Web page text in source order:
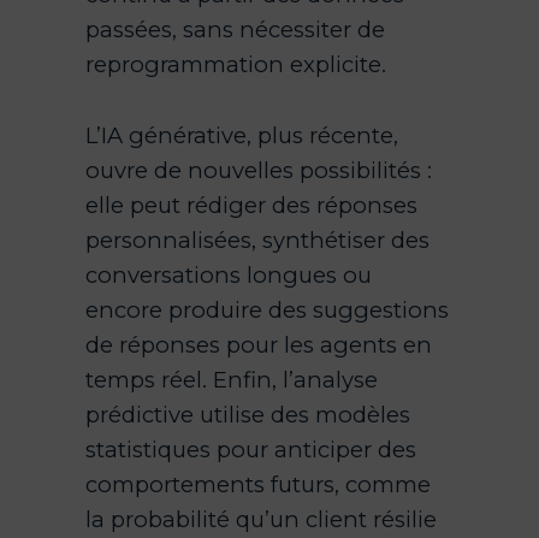
passées, sans nécessiter de
reprogrammation explicite.
L’IA générative, plus récente,
ouvre de nouvelles possibilités :
elle peut rédiger des réponses
personnalisées, synthétiser des
conversations longues ou
encore produire des suggestions
de réponses pour les agents en
temps réel. Enfin, l’analyse
prédictive utilise des modèles
statistiques pour anticiper des
comportements futurs, comme
la probabilité qu’un client résilie